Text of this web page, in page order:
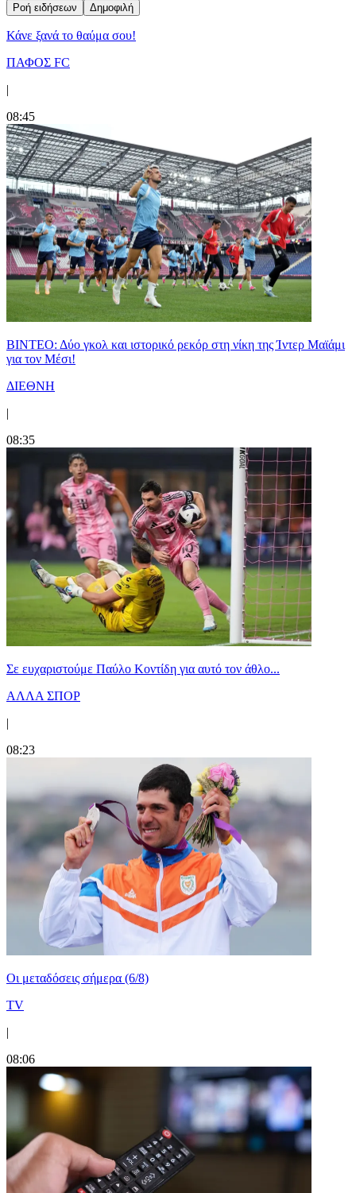
Ροή ειδήσεων Δημοφιλή
Κάνε ξανά το θαύμα σου!
ΠΑΦΟΣ FC
|
08:45
ΒΙΝΤΕΟ: Δύο γκολ και ιστορικό ρεκόρ στη νίκη της Ίντερ Μαϊάμι
για τον Μέσι!
ΔΙΕΘΝΗ
|
08:35
Σε ευχαριστούμε Παύλο Κοντίδη για αυτό τον άθλο...
ΑΛΛΑ ΣΠΟΡ
|
08:23
Οι μεταδόσεις σήμερα (6/8)
TV
|
08:06